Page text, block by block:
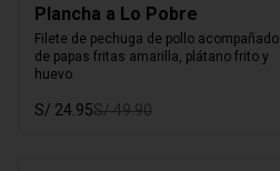
Plancha a Lo Pobre
Filete de pechuga de pollo acompañado
de papas fritas amarilla, plátano frito y
huevo.
S/ 24.95S/ 49.90